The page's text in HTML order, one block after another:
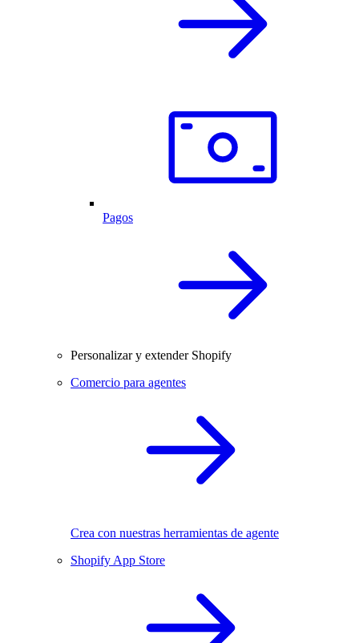
Pagos
Personalizar y extender Shopify
Comercio para agentes
Crea con nuestras herramientas de agente
Shopify App Store